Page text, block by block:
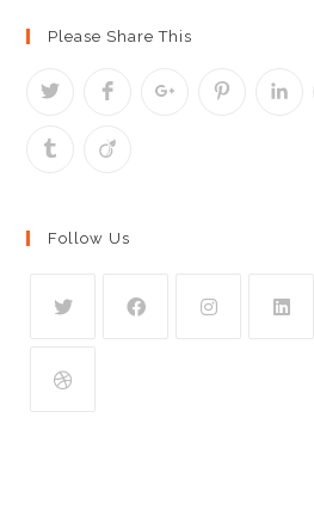
Please Share This
Follow Us